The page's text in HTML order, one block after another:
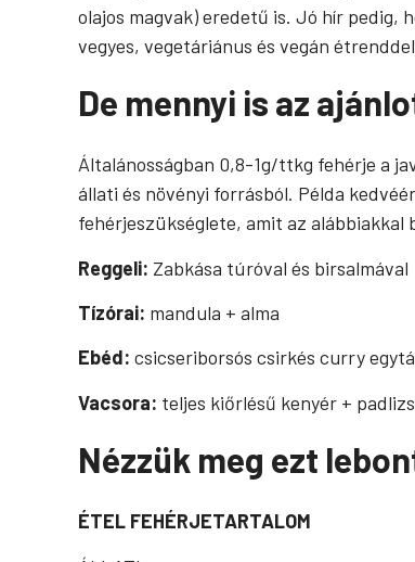
olajos magvak) eredetű is. Jó hír pedig,
vegyes, vegetáriánus és vegán
De mennyi is az
Általánosságban 0,8-1g/ttkg fehérje a
állati és növényi forrásból. Példa
fehérjeszükséglete, amit az alábbiakkal
Reggeli: Zabkása túróval és birsalmával
Tízórai: mandula + alma
Ebéd: csicseriborsós csirkés curry
Vacsora: teljes kiőrlésű kenyér +
Nézzük meg ezt
ÉTEL FEHÉRJETARTALOM